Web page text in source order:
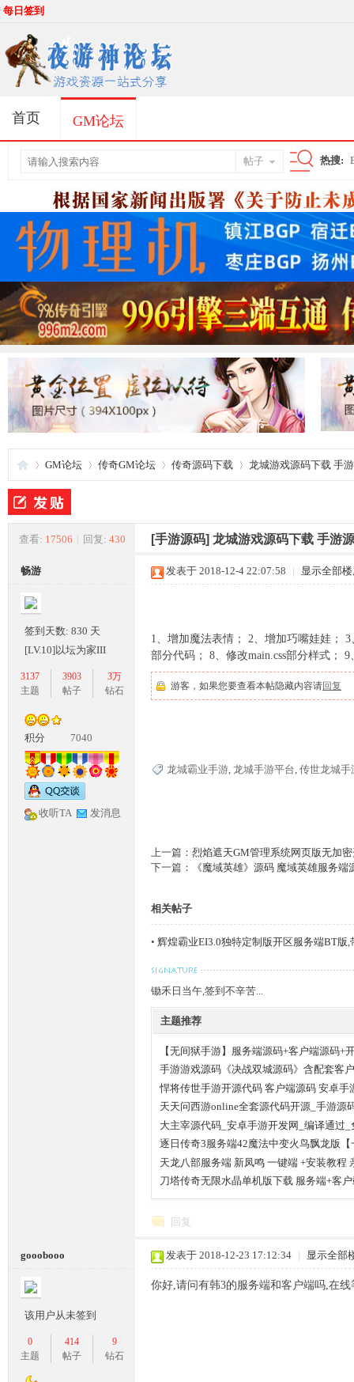
每日签到
首页 GM论坛
帖子
索
热搜:
夜
游
传
»
GM论坛
›
传奇GM论坛
›
传奇源码下载
›
龙城游戏源码下载 手
查看: 17506 | 回复: 430 [手游源码] 龙城游戏源码下载 手游
畅游
签到天数: 830 天
[LV.10]以坛为家III
3137
主题
3903
帖子
3万
钻石
积分 7040
收听TA 发消息
发表于 2018-12-4 22:07:58 | 显示全部
1、增加魔法表情； 2、增加巧嘴娃娃；
部分代码； 8、修改main.css部分样式
游客，如果您要查看本帖隐藏内容请回复
龙城霸业手游, 龙城手游平台, 传世龙城手
上一篇： 烈焰遮天GM管理系统网页版无加
下一篇：
《魔域英雄》源码 魔域英雄服务
相关帖子
• 辉煌霸业EI3.0独特定制版开区服务端BT版,
锄禾日当午,签到不辛苦...
主题推荐
【无间狱手游】服务端源码+客户端源码+
手游游戏源码《决战双城源码》含配套客
悍将传世手游开源代码 客户端源码 安卓手
天天问西游online全套源代码开源_手游源
大主宰源代码_安卓手游开发网_编译通过_
逐日传奇3服务端42魔法中变火鸟飘龙版【
天龙八部服务端 新凤鸣 一键端 +安装教程
刀塔传奇无限水晶单机版下载 服务端+客
回复
gooobooo
该用户从未签到
0
主题
414
帖子
9
钻石
发表于 2018-12-23 17:12:34 | 显示全部
你好,请问有韩3的服务端和客户端吗,在线